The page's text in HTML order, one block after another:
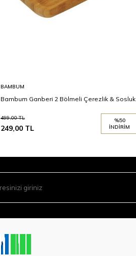
BAMBUM
Bambum Ganberi 2 Bölmeli Çerezlik & Sosluk
499,00TL
249,00 TL
%50
İNDIRIM